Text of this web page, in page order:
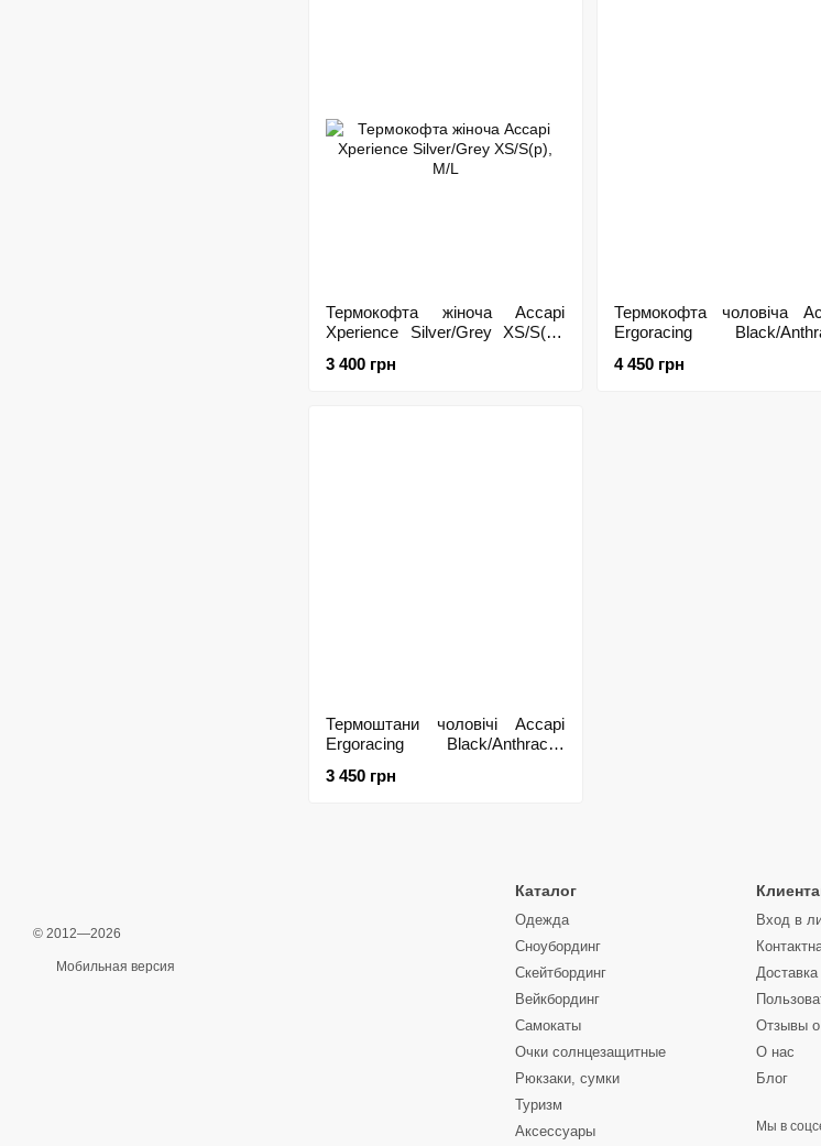
Термокофта жіноча Accapi
Xperience Silver/Grey XS/S(р),
3 400 грн
Термокофта чоловіча
Ergoracing Black/
4 450 грн
Термоштани чоловічі Accapi
Ergoracing Black/Anthracite
3 450 грн
© 2012—2026
Мобильная версия
Каталог
Одежда
Сноубординг
Скейтбординг
Вейкбординг
Самокаты
Очки солнцезащитные
Рюкзаки, сумки
Туризм
Аксессуары
Вход в
Отзывы о
О нас
Блог
Мы в